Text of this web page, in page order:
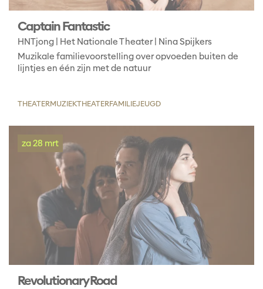
Captain Fantastic
HNTjong | Het Nationale Theater | Nina Spijkers
Muzikale familievoorstelling over opvoeden buiten de
lijntjes en één zijn met de natuur
THEATERMUZIEKTHEATERFAMILIEJEUGD
Revolutionary Road
za 28 mrt